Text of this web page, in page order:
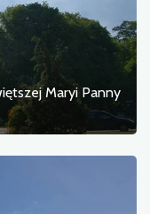
Maryi Panny